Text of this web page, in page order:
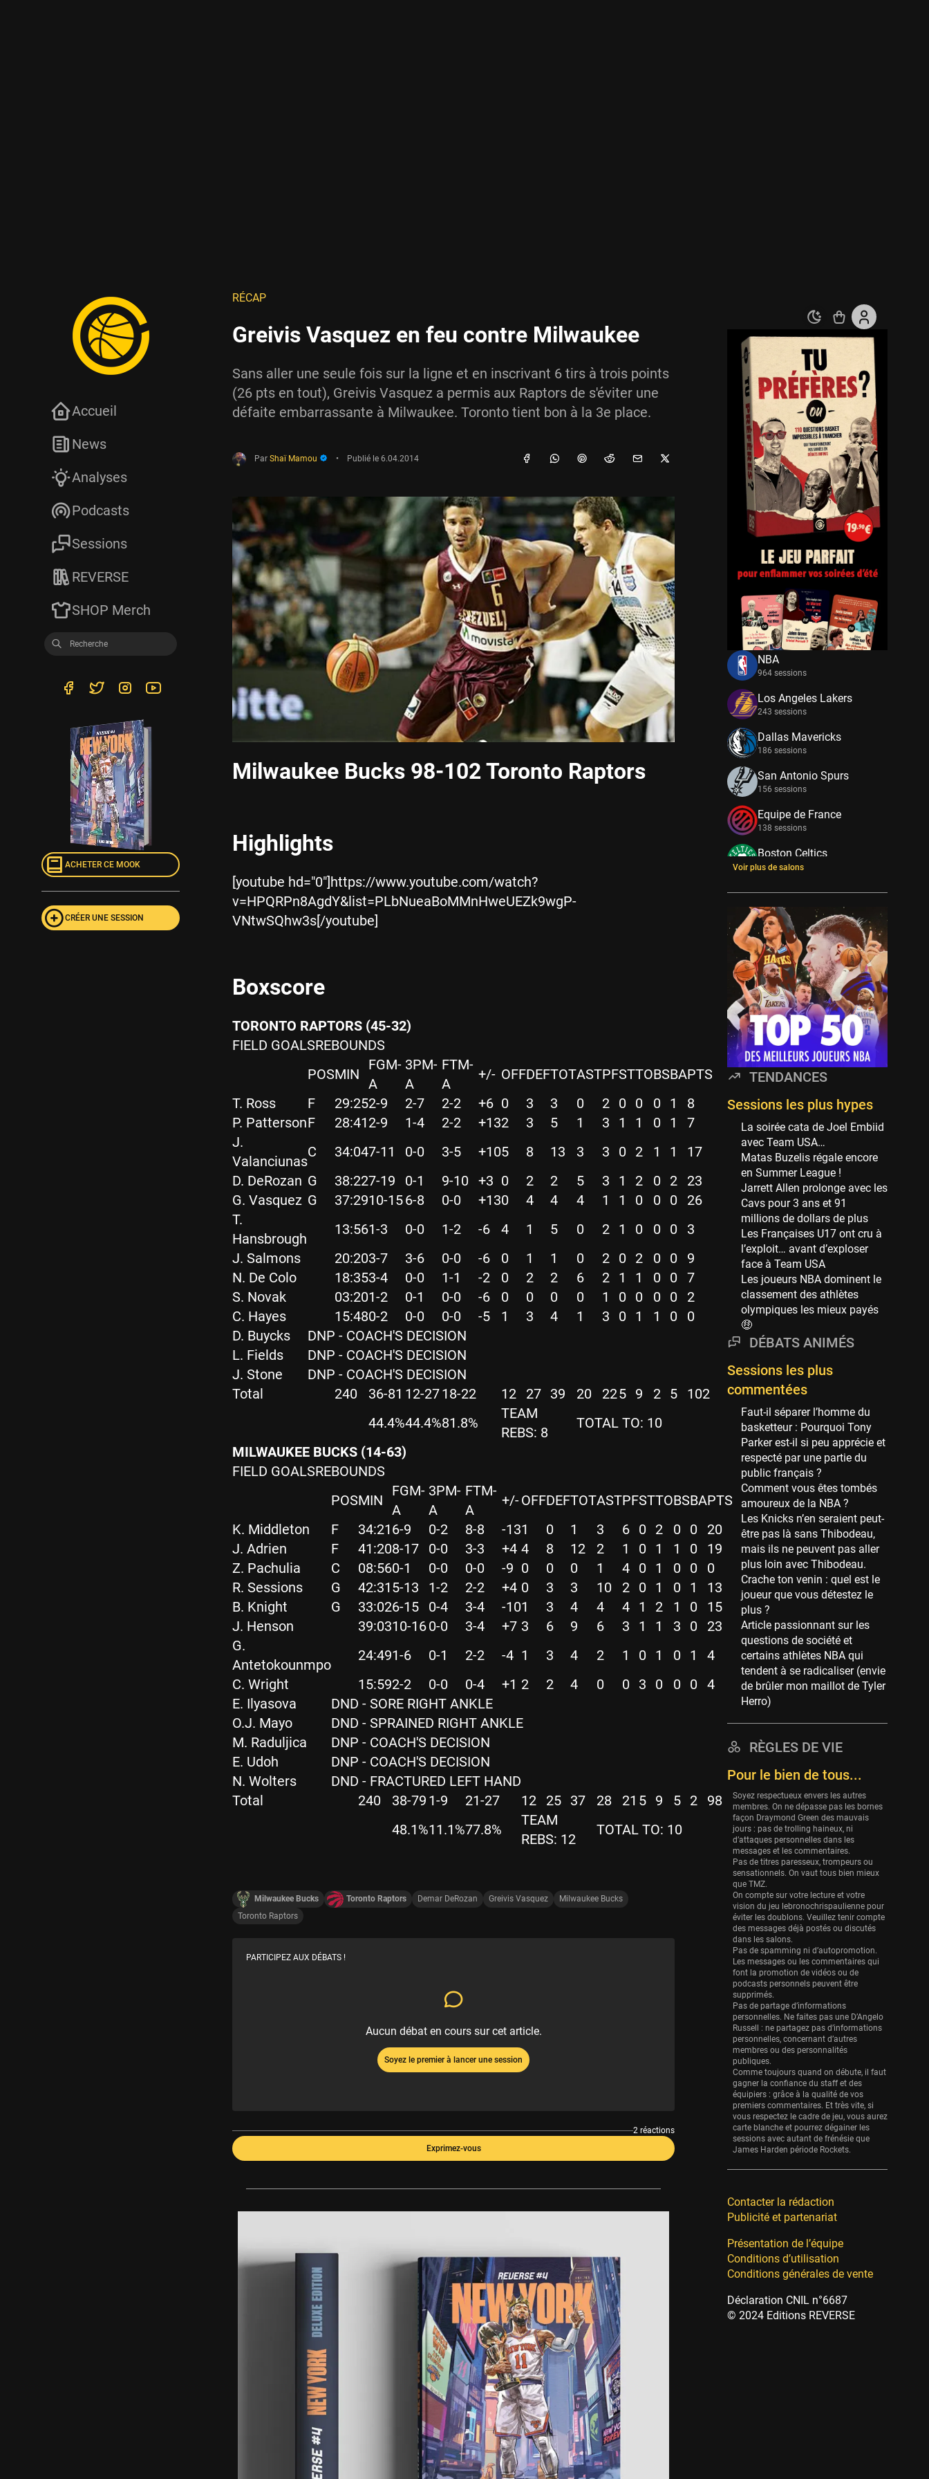
RÉCAP
Greivis Vasquez en feu contre Milwaukee
Sans aller une seule fois sur la ligne et en inscrivant 6 tirs à trois points
(26 pts en tout), Greivis Vasquez a permis aux Raptors de s'éviter une
défaite embarrassante à Milwaukee. Toronto tient bon à la 3e place.
Par Shaï Mamou • Publié le 6.04.2014
Milwaukee Bucks 98-102 Toronto Raptors
Highlights
[youtube hd="0"]https://www.youtube.com/watch?
v=HPQRPn8AgdY&list=PLbNueaBoMMnHweUEZk9wgP-
VNtwSQhw3s[/youtube]
Boxscore
TORONTO RAPTORS (45-32)
FIELD GOALSREBOUNDS
POSMIN
FGM-
A
3PM-
A
FTM-
A
+/- OFFDEFTOTASTPFSTTOBSBAPTS
T. Ross
F 29:252-9 2-7 2-2 +6 0 3 3 0 2 0 0 0 1
8
P. PattersonF 28:412-9 1-4 2-2 +132 3 5 1 3 1 1 0 1
7
J.
Valanciunas
C 34:047-11 0-0 3-5 +105 8 13 3 3 0 2 1 1
17
D. DeRozan G 38:227-19 0-1 9-10 +3 0 2 2 5 3 1 2 0 2
23
G. Vasquez G 37:2910-156-8 0-0 +130 4 4 4 1 1 0 0 0
26
T.
Hansbrough
13:561-3 0-0 1-2 -6 4 1 5 0 2 1 0 0 0
3
J. Salmons
20:203-7 3-6 0-0 -6 0 1 1 0 2 0 2 0 0
9
N. De Colo
18:353-4 0-0 1-1 -2 0 2 2 6 2 1 1 0 0
7
S. Novak
03:201-2 0-1 0-0 -6 0 0 0 0 1 0 0 0 0
2
C. Hayes
15:480-2 0-0 0-0 -5 1 3 4 1 3 0 1 1 0
0
D. Buycks
DNP - COACH'S DECISION
L. Fields
DNP - COACH'S DECISION
J. Stone
DNP - COACH'S DECISION
Total
240 36-81 12-2718-22 12 27 39 20 225 9 2 5
102
44.4%44.4%81.8%
TEAM
REBS: 8
TOTAL TO: 10
MILWAUKEE BUCKS (14-63)
FIELD GOALSREBOUNDS
POSMIN
FGM-
A
3PM-
A
FTM-
A
+/-OFFDEFTOTASTPFSTTOBSBAPTS
K. Middleton
F 34:216-9 0-2 8-8 -131 0 1 3 6 0 2 0 0
20
J. Adrien
F 41:208-17 0-0 3-3 +4 4 8 12 2 1 0 1 1 0
19
Z. Pachulia
C 08:560-1 0-0 0-0 -9 0 0 0 1 4 0 1 0 0
0
R. Sessions
G 42:315-13 1-2 2-2 +4 0 3 3 10 2 0 1 0 1
13
B. Knight
G 33:026-15 0-4 3-4 -101 3 4 4 4 1 2 1 0
15
J. Henson
39:0310-160-0 3-4 +7 3 6 9 6 3 1 1 3 0
23
G.
Antetokounmpo
24:491-6 0-1 2-2 -4 1 3 4 2 1 0 1 0 1
4
C. Wright
15:592-2 0-0 0-4 +1 2 2 4 0 0 3 0 0 0
4
E. Ilyasova
DND - SORE RIGHT ANKLE
O.J. Mayo
DND - SPRAINED RIGHT ANKLE
M. Raduljica
DNP - COACH'S DECISION
E. Udoh
DNP - COACH'S DECISION
N. Wolters
DND - FRACTURED LEFT HAND
Total
240 38-79 1-9 21-27 12 25 37 28 21 5 9 5 2
98
48.1%11.1%77.8%
TEAM
REBS: 12
TOTAL TO: 10
Milwaukee Bucks Toronto Raptors Demar DeRozan Greivis Vasquez
Milwaukee Bucks
Toronto Raptors
PARTICIPEZ AUX DÉBATS !
Aucun débat en cours sur cet article.
Soyez le premier à lancer une session
2 réactions
Exprimez-vous
Accueil
News
Analyses
Podcasts
Sessions
REVERSE
SHOP Merch
ACHETER CE MOOK
CRÉER UNE SESSION
NBA
964 sessions
Los Angeles Lakers
243 sessions
Dallas Mavericks
186 sessions
San Antonio Spurs
156 sessions
Equipe de France
138 sessions
Boston Celtics
133 sessions
New York Knicks
114 sessions
Minnesota Timberwolves
114 sessions
Golden State Warriors
113 sessions
Denver Nuggets
106 sessions
WNBA
97 sessions
Philadelphia Sixers
89 sessions
Milwaukee Bucks
82 sessions
Hoop Culture
73 sessions
Oklahoma City Thunder
69 sessions
Phoenix Suns
69 sessions
Miami Heat
63 sessions
Los Angeles Clippers
53 sessions
New Orleans Pelicans
53 sessions
Jeux Olympiques
52 sessions
Atlanta Hawks
45 sessions
Chicago Bulls
41 sessions
Memphis Grizzlies
39 sessions
Cleveland Cavaliers
38 sessions
Orlando Magic
36 sessions
Euroleague
34 sessions
Charlotte Hornets
Houston Rockets
Washington Wizards
29 sessions
Portland Trail Blazers
27 sessions
Eurobasket
25 sessions
Detroit Pistons
25 sessions
Brooklyn Nets
24 sessions
Sacramento Kings
24 sessions
Utah Jazz
22 sessions
Toronto Raptors
18 sessions
REVERSE
11 sessions
Bleues
0 sessions
Voir plus de salons
TENDANCES
Sessions les plus hypes
La soirée cata de Joel Embiid
avec Team USA…
Matas Buzelis régale encore
en Summer League !
Jarrett Allen prolonge avec les
Cavs pour 3 ans et 91
millions de dollars de plus
Les Françaises U17 ont cru à
l’exploit… avant d’exploser
face à Team USA
Les joueurs NBA dominent le
classement des athlètes
olympiques les mieux payés
🤑
DÉBATS ANIMÉS
Sessions les plus
commentées
Faut-il séparer l’homme du
basketteur : Pourquoi Tony
Parker est-il si peu apprécie et
respecté par une partie du
public français ?
Comment vous êtes tombés
amoureux de la NBA ?
Les Knicks n’en seraient peut-
être pas là sans Thibodeau,
mais ils ne peuvent pas aller
plus loin avec Thibodeau.
Crache ton venin : quel est le
joueur que vous détestez le
plus ?
Article passionnant sur les
questions de société et
certains athlètes NBA qui
tendent à se radicaliser (envie
de brûler mon maillot de Tyler
Herro)
RÈGLES DE VIE
Pour le bien de tous...
Soyez respectueux envers les autres
membres. On ne dépasse pas les bornes
façon Draymond Green des mauvais
jours : pas de trolling haineux, ni
d’attaques personnelles dans les
messages et les commentaires.
Pas de titres paresseux, trompeurs ou
sensationnels. On vaut tous bien mieux
que TMZ.
On compte sur votre lecture et votre
vision du jeu lebronochrispaulienne pour
éviter les doublons. Veuillez tenir compte
des messages déjà postés ou discutés
dans les salons.
Pas de spamming ni d’autopromotion.
Les messages ou les commentaires qui
font la promotion de vidéos ou de
podcasts personnels peuvent être
supprimés.
Pas de partage d’informations
personnelles. Ne faites pas une D’Angelo
Russell : ne partagez pas d’informations
personnelles, concernant d’autres
membres ou des personnalités
publiques.
Comme toujours quand on débute, il faut
gagner la confiance du staff et des
équipiers : grâce à la qualité de vos
premiers commentaires. Et très vite, si
vous respectez le cadre de jeu, vous aurez
carte blanche et pourrez dégainer les
sessions avec autant de frénésie que
James Harden période Rockets.
Contacter la rédaction
Publicité et partenariat
Présentation de l’équipe
Conditions d’utilisation
Conditions générales de vente
Déclaration CNIL n°6687
© 2024 Editions REVERSE